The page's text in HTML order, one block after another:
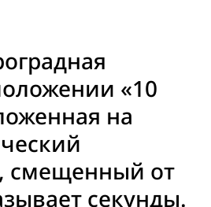
«10
на
смещенный от
секунды.